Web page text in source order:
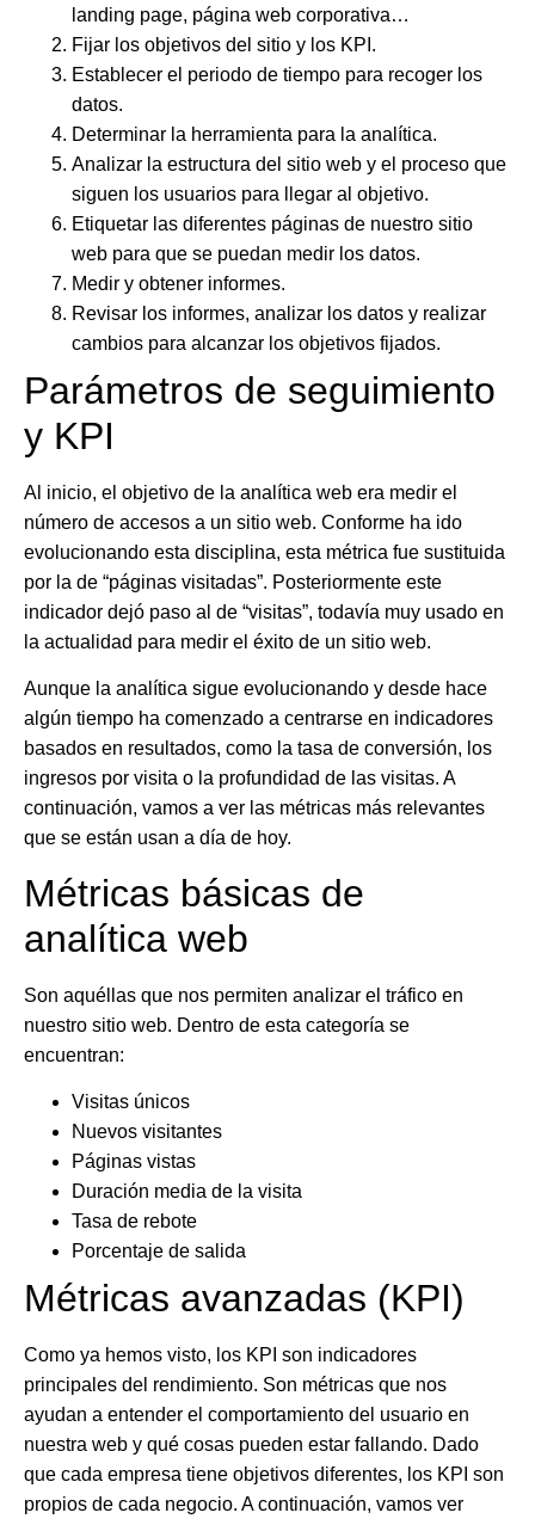
landing page, página web corporativa…
Fijar los objetivos del sitio y los KPI.
Establecer el periodo de tiempo para recoger los
datos.
Determinar la herramienta para la analítica.
Analizar la estructura del sitio web y el proceso que
siguen los usuarios para llegar al objetivo.
Etiquetar las diferentes páginas de nuestro sitio
web para que se puedan medir los datos.
Medir y obtener informes.
Revisar los informes, analizar los datos y realizar
cambios para alcanzar los objetivos fijados.
Parámetros de seguimiento
y KPI
Al inicio, el objetivo de la analítica web era medir el
número de accesos a un sitio web. Conforme ha ido
evolucionando esta disciplina, esta métrica fue sustituida
por la de “páginas visitadas”. Posteriormente este
indicador dejó paso al de “visitas”, todavía muy usado en
la actualidad para medir el éxito de un sitio web.
Aunque la analítica sigue evolucionando y desde hace
algún tiempo ha comenzado a centrarse en indicadores
basados en resultados, como la tasa de conversión, los
ingresos por visita o la profundidad de las visitas. A
continuación, vamos a ver las métricas más relevantes
que se están usan a día de hoy.
Métricas básicas de
analítica web
Son aquéllas que nos permiten analizar el tráfico en
nuestro sitio web. Dentro de esta categoría se
encuentran:
Visitas únicos
Nuevos visitantes
Páginas vistas
Duración media de la visita
Tasa de rebote
Porcentaje de salida
Métricas avanzadas (KPI)
Como ya hemos visto, los KPI son indicadores
principales del rendimiento. Son métricas que nos
ayudan a entender el comportamiento del usuario en
nuestra web y qué cosas pueden estar fallando. Dado
que cada empresa tiene objetivos diferentes, los KPI son
propios de cada negocio. A continuación, vamos ver